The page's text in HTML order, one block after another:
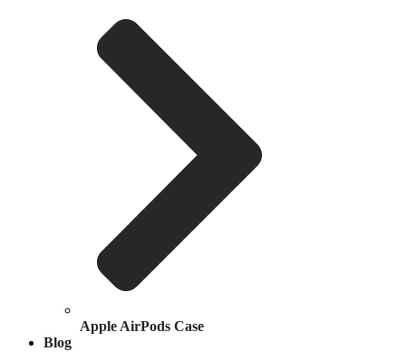
Apple AirPods Case
Blog